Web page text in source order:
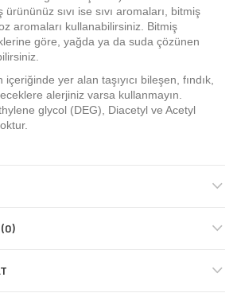
ürününüz sıvı ise sıvı aromaları, bitmiş
aromaları kullanabilirsiniz. Bitmiş
göre, yağda ya da suda çözünen
içeriğinde yer alan taşıyıcı bileşen, fındık,
alerjiniz varsa kullanmayın.
glycol (DEG), Diacetyl ve Acetyl
(0)